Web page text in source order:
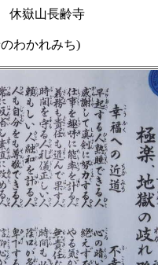
休嶽山長齢寺
わかれみち)